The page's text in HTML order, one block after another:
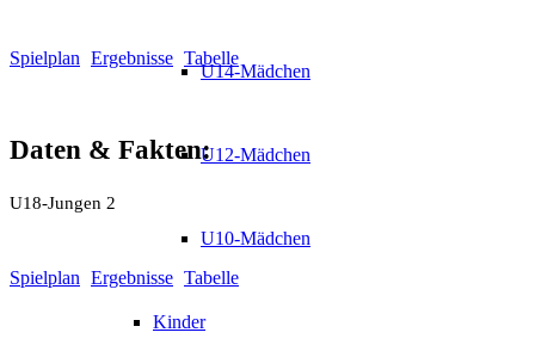
U14-Mädchen
U12-Mädchen
U10-Mädchen
Kinder
Spielplan Ergebnisse Tabelle
Daten & Fakten:
U18-Jungen 2
Spielplan Ergebnisse Tabelle